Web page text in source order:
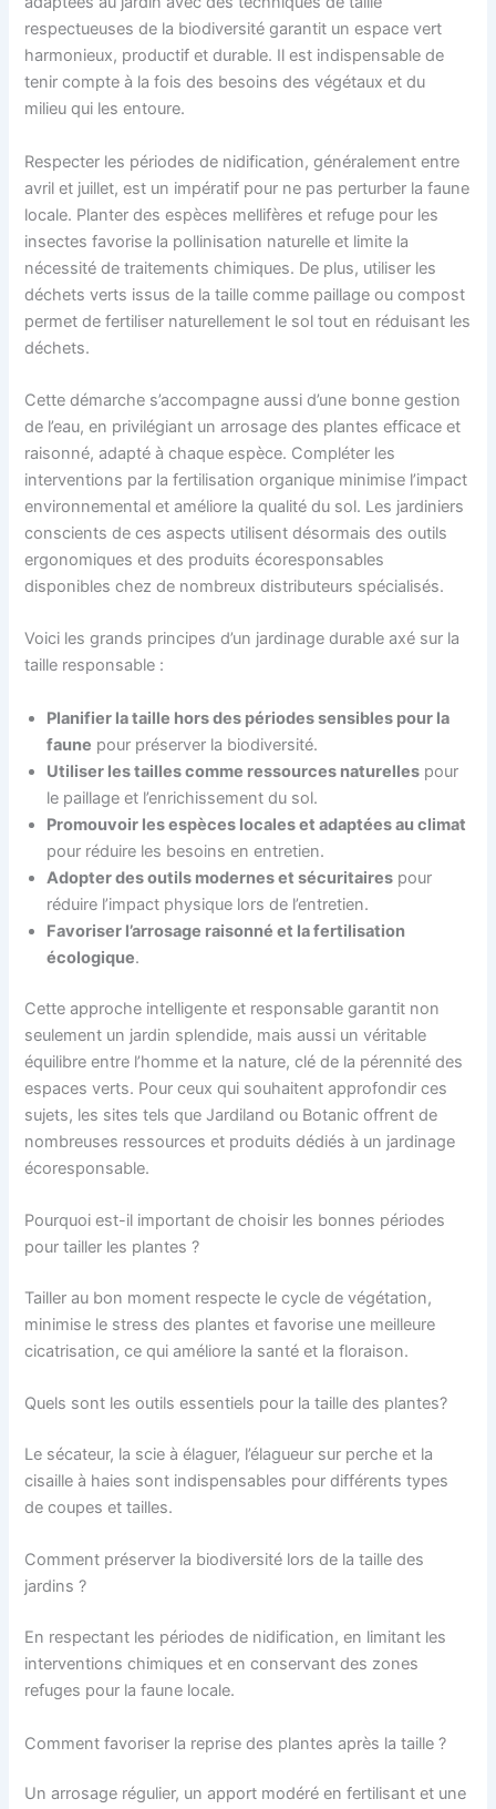
respectueuses de la biodiversité garantit un espace vert
harmonieux, productif et durable. Il est indispensable de
tenir compte à la fois des besoins des végétaux et du
milieu qui les entoure.
Respecter les périodes de nidification, généralement entre
avril et juillet, est un impératif pour ne pas perturber la faune
locale. Planter des espèces mellifères et refuge pour les
insectes favorise la pollinisation naturelle et limite la
nécessité de traitements chimiques. De plus, utiliser les
déchets verts issus de la taille comme paillage ou compost
permet de fertiliser naturellement le sol tout en réduisant les
déchets.
Cette démarche s’accompagne aussi d’une bonne gestion
de l’eau, en privilégiant un arrosage des plantes efficace et
raisonné, adapté à chaque espèce. Compléter les
interventions par la fertilisation organique minimise l’impact
environnemental et améliore la qualité du sol. Les jardiniers
conscients de ces aspects utilisent désormais des outils
ergonomiques et des produits écoresponsables
disponibles chez de nombreux distributeurs spécialisés.
Voici les grands principes d’un jardinage durable axé sur la
taille responsable :
Planifier la taille hors des périodes sensibles pour la
faune pour préserver la biodiversité.
Utiliser les tailles comme ressources naturelles pour
le paillage et l’enrichissement du sol.
Promouvoir les espèces locales et adaptées au climat
pour réduire les besoins en entretien.
Adopter des outils modernes et sécuritaires pour
réduire l’impact physique lors de l’entretien.
Favoriser l’arrosage raisonné et la fertilisation
écologique.
Cette approche intelligente et responsable garantit non
seulement un jardin splendide, mais aussi un véritable
équilibre entre l’homme et la nature, clé de la pérennité des
espaces verts. Pour ceux qui souhaitent approfondir ces
sujets, les sites tels que Jardiland ou Botanic offrent de
nombreuses ressources et produits dédiés à un jardinage
écoresponsable.
Pourquoi est-il important de choisir les bonnes périodes
pour tailler les plantes ?
Tailler au bon moment respecte le cycle de végétation,
minimise le stress des plantes et favorise une meilleure
cicatrisation, ce qui améliore la santé et la floraison.
Quels sont les outils essentiels pour la taille des plantes?
Le sécateur, la scie à élaguer, l’élagueur sur perche et la
cisaille à haies sont indispensables pour différents types
de coupes et tailles.
Comment préserver la biodiversité lors de la taille des
jardins ?
En respectant les périodes de nidification, en limitant les
interventions chimiques et en conservant des zones
refuges pour la faune locale.
Comment favoriser la reprise des plantes après la taille ?
Un arrosage régulier, un apport modéré en fertilisant et une